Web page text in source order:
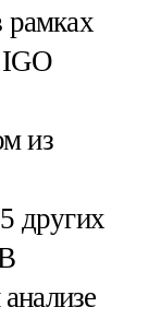
рамках
из
других